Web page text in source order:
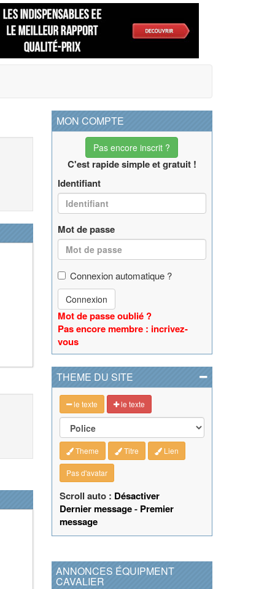
MON COMPTE
Pas encore inscrit ?
C'est rapide simple et gratuit !
Identifiant
Mot de passe
Connexion automatique ?
Connexion
Mot de passe oublié ?
Pas encore membre : incrivez-
vous
THEME DU SITE
le texte le texte
Theme Titre Lien
Pas d'avatar
Scroll auto : Désactiver
Dernier message- Premier
message
ANNONCES ÉQUIPMENT
CAVALIER